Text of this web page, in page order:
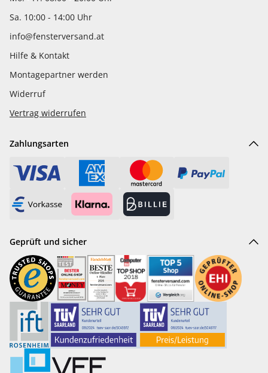
Sa. 10:00 - 14:00 Uhr
info@fensterversand.at
Hilfe & Kontakt
Montagepartner werden
Widerruf
Vertrag widerrufen
Zahlungsarten
Geprüft und sicher